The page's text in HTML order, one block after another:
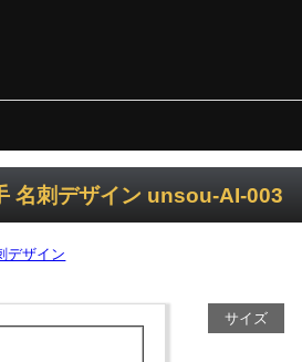
名刺デザイン unsou-AI-003
デザイン
サイズ